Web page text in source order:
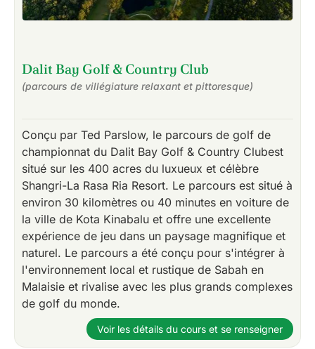
Dalit Bay Golf & Country Club
(parcours de villégiature relaxant et pittoresque)
Conçu par Ted Parslow, le parcours de golf de
championnat du Dalit Bay Golf & Country Clubest
situé sur les 400 acres du luxueux et célèbre
Shangri-La Rasa Ria Resort. Le parcours est situé à
environ 30 kilomètres ou 40 minutes en voiture de
la ville de Kota Kinabalu et offre une excellente
expérience de jeu dans un paysage magnifique et
naturel. Le parcours a été conçu pour s'intégrer à
l'environnement local et rustique de Sabah en
Malaisie et rivalise avec les plus grands complexes
de golf du monde.
Voir les détails du cours et se renseigner